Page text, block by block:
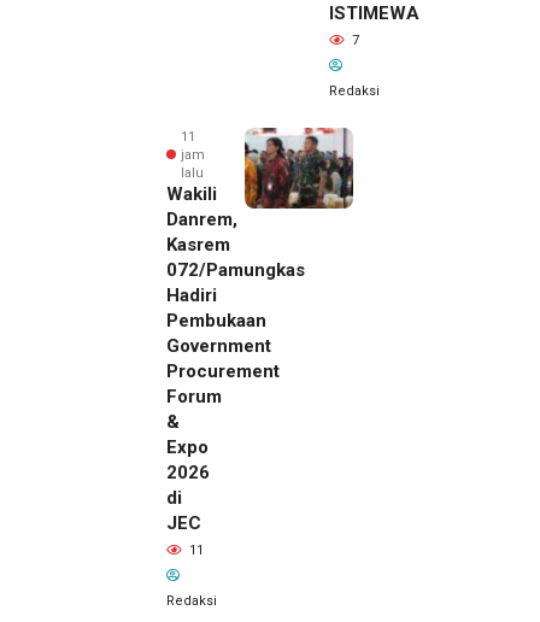
ISTIMEWA
7
Redaksi
11
jam
lalu
Wakili
Danrem,
Kasrem
072/Pamungkas
Hadiri
Pembukaan
Government
Procurement
Forum
&
Expo
2026
di
JEC
11
Redaksi
11 jam lalu
SMSI Eks
Karesidenan
Pati